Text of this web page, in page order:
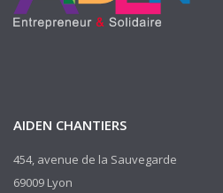
AIDEN CHANTIERS
454, avenue de la Sauvegarde
69009 Lyon